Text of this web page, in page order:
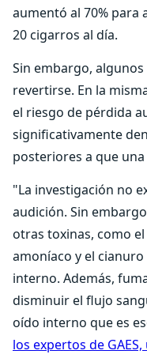
aumentó al 70% para
20 cigarros al día.
Sin embargo,
revertirse. En la
el riesgo de pérdida
significativamente
posteriores a que
"La investigación no
audición. Sin
otras toxinas, como
amoníaco y el
interno. Además,
disminuir el flujo
oído interno que es
los expertos de